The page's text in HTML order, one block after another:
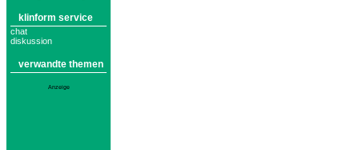
klinform service
chat
diskussion
verwandte themen
Anzeige